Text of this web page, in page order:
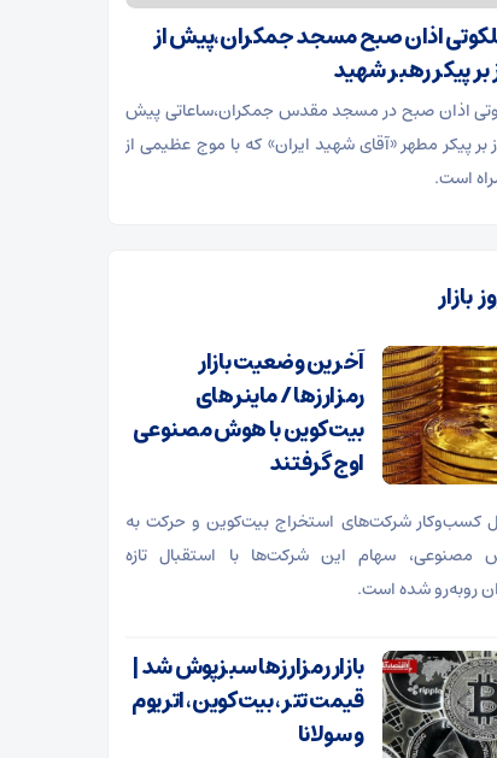
اذان صبح مسجد جمکران،پیش از
بر پیکر رهبر شهید
اذان صبح در مسجد مقدس جمکران،ساعاتی پیش
بر پیکر مطهر «آقای شهید ایران» که با موج عظیمی از
است.
بازار
آخرین وضعیت بازار
رمزارزها / ماینرهای
بیت‌کوین با هوش مصنوعی
اوج گرفتند
کسب‌وکار شرکت‌های استخراج بیت‌کوین و حرکت به
سهام این شرکت‌ها با استقبال تازه
روبه‌رو شده است.
بازار رمزارزها سبزپوش شد |
قیمت تتر، بیت‌کوین، اتریوم
و سولانا